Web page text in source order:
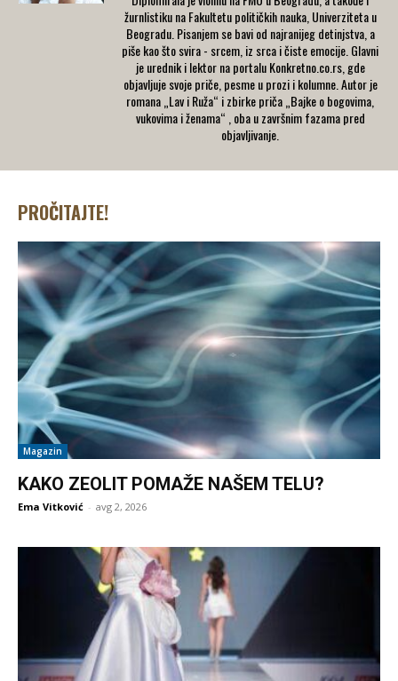
žurnlistiku na Fakultetu političkih nauka, Univerziteta u
Beogradu. Pisanjem se bavi od najranijeg detinjstva, a
piše kao što svira - srcem, iz srca i čiste emocije. Glavni
je urednik i lektor na portalu Konkretno.co.rs, gde
objavljuje svoje priče, pesme u prozi i kolumne. Autor je
romana „Lav i Ruža“ i zbirke priča „Bajke o bogovima,
vukovima i ženama“ , oba u završnim fazama pred
objavljivanje.
PROČITAJTE!
Magazin
KAKO ZEOLIT POMAŽE NAŠEM TELU?
Ema Vitković - avg 2, 2026